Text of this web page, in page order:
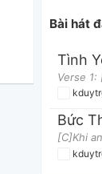
Bài hát
Tình
Bức